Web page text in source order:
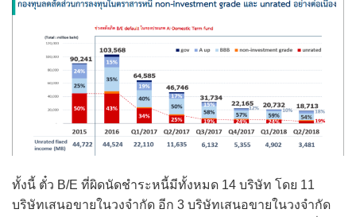
ทั้งนี้ ตั๋ว B/E ที่ผิดนัดชำระหนี้มีทั้งหมด 14 บริษัท โดย 11
บริษัทเสนอขายในวงจำกัด อีก 3 บริษัทเสนอขายในวงจำกัด